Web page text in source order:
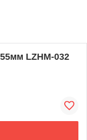
LZHM-032